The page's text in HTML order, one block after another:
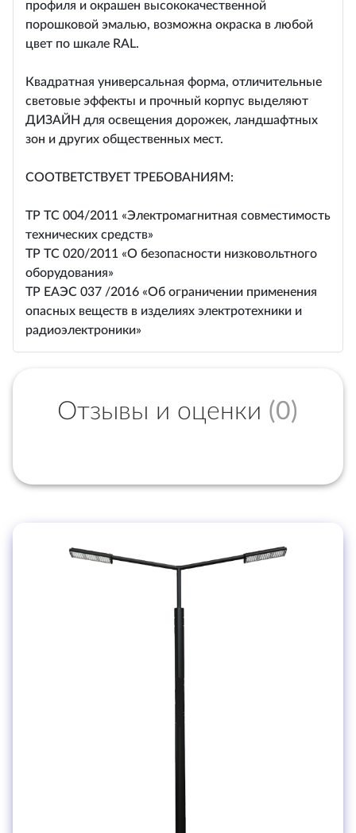
профиля и окрашен высококачественной
порошковой эмалью, возможна окраска в любой
цвет по шкале RAL.
Квадратная универсальная форма, отличительные
световые эффекты и прочный корпус выделяют
ДИЗАЙН для освещения дорожек, ландшафтных
зон и других общественных мест.
СООТВЕТСТВУЕТ ТРЕБОВАНИЯМ:
ТР ТС 004/2011 «Электромагнитная совместимость
технических средств»
ТР ТС 020/2011 «О безопасности низковольтного
оборудования»
ТР ЕАЭС 037 /2016 «Об ограничении применения
опасных веществ в изделиях электротехники и
радиоэлектроники»
Отзывы и оценки (0)